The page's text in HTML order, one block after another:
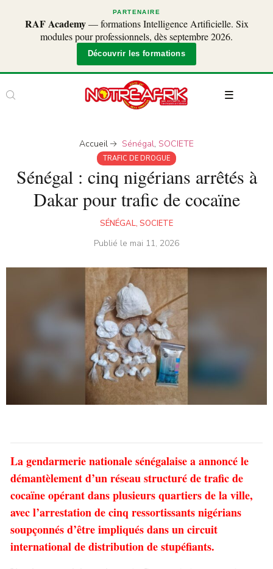
PARTENAIRE
RAF Academy— formations Intelligence Artificielle. Six
modules pour professionnels, dès septembre 2026.
Découvrir les formations
Accueil Sénégal, SOCIETE
TRAFIC DE DROGUE
Sénégal : cinq nigérians arrêtés à
Dakar pour trafic de cocaïne
SÉNÉGAL, SOCIETE
Publié le mai 11, 2026
La gendarmerie nationale sénégalaise a annoncé le
démantèlement d’un réseau structuré de trafic de
cocaïne opérant dans plusieurs quartiers de la ville,
avec l’arrestation de cinq ressortissants nigérians
soupçonnés d’être impliqués dans un circuit
international de distribution de stupéfiants.